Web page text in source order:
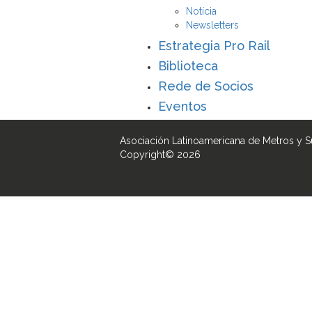
Notícia
Newsletters
Estrategia Pro Rail
Biblioteca
Rede de Socios
Eventos
Asociación Latinoamericana de Metros y
Copyright© 2026